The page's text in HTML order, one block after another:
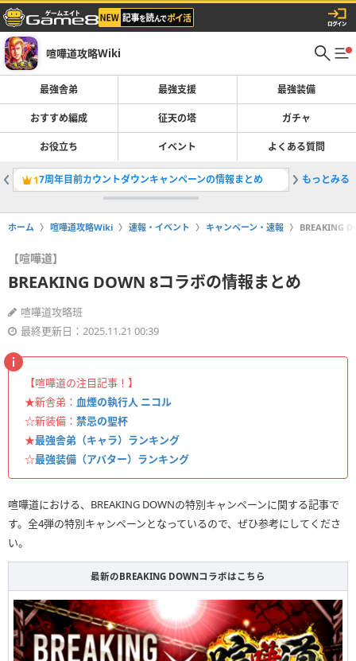
喧嘩道攻略Wiki
最強舎弟 最強支援 最強装備
おすすめ編成 征天の塔 ガチャ
お役立ち イベント よくある質問
17周年目前カウントダウンキャンペーンの情報まとめ 2
もっとみる
ホーム 喧嘩道攻略Wiki 速報・イベント キャンペーン・速報 BREAKING
【喧嘩道】
BREAKING DOWN 8コラボの情報まとめ
喧嘩道攻略班
最終更新日：2025.11.21 00:39
【喧嘩道の注目記事！】
★新舎弟： 血煙の執行人 ニコル
☆新装備： 禁忌の聖杯
★最強舎弟（キャラ）ランキング
☆最強装備（アバター）ランキング
喧嘩道における、BREAKING DOWNの特別キャンペーンに関する記事で
す。全4弾の特別キャンペーンとなっているので、ぜひ参考にしてくださ
い。
最新のBREAKING DOWNコラボはこちら